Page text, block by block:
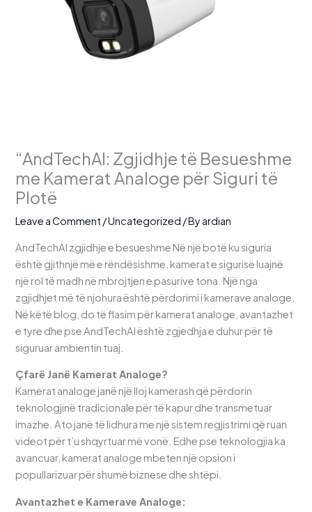
“AndTechAl: Zgjidhje të Besueshme
me Kamerat Analoge për Siguri të
Plotë
Leave a Comment /Uncategorized / Byardian
AndTechAl zgjidhje e besueshme Në një botë ku siguria
është gjithnjë më e rëndësishme, kamerat e sigurisë luajnë
një rol të madh në mbrojtjen e pasurive tona. Një nga
zgjidhjet më të njohura është përdorimi i kamerave analoge.
Në këtë blog, do të flasim për kamerat analoge, avantazhet
e tyre dhe pse AndTechAl është zgjedhja e duhur për të
siguruar ambientin tuaj.
Çfarë Janë Kamerat Analoge?
Kamerat analoge janë një lloj kamerash që përdorin
teknologjinë tradicionale për të kapur dhe transmetuar
imazhe. Ato janë të lidhura me një sistem regjistrimi që ruan
videot për t’u shqyrtuar më vonë. Edhe pse teknologjia ka
avancuar, kamerat analoge mbeten një opsion i
popullarizuar për shumë biznese dhe shtëpi.
Avantazhet e Kamerave Analoge: